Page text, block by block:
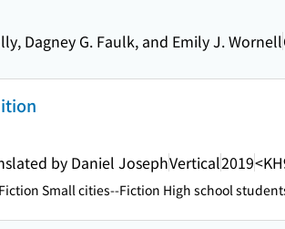
Dagney G. Faulk, and Emily J. Wornell
by Daniel JosephVertical2019
Small cities--Fiction High school